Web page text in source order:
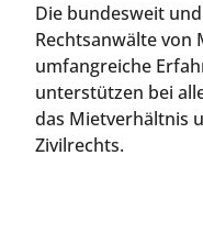
Die bundesweit
Rechtsanwälte von
umfangreiche
unterstützen bei
das Mietverhältnis
Zivilrechts.